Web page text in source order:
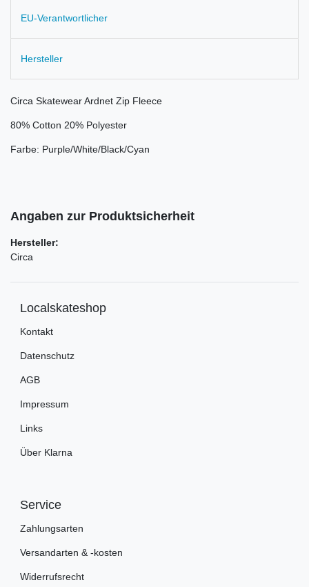
EU-Verantwortlicher
Hersteller
Circa Skatewear Ardnet Zip Fleece
80% Cotton 20% Polyester
Farbe: Purple/White/Black/Cyan
Angaben zur Produktsicherheit
Hersteller:
Circa
Localskateshop
Kontakt
Datenschutz
AGB
Impressum
Links
Über Klarna
Service
Zahlungsarten
Versandarten & -kosten
Widerrufsrecht